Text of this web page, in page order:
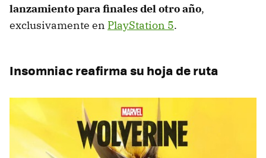
lanzamiento para finales del otro año,
exclusivamente en PlayStation 5.
Insomniac reafirma su hoja de ruta